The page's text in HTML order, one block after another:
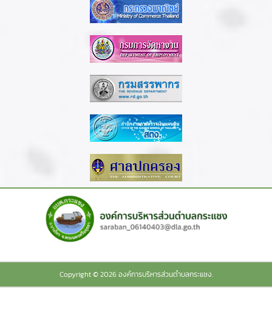
Copyright © 2026 องค์การบริหารส่วนตำบลกระแชง.